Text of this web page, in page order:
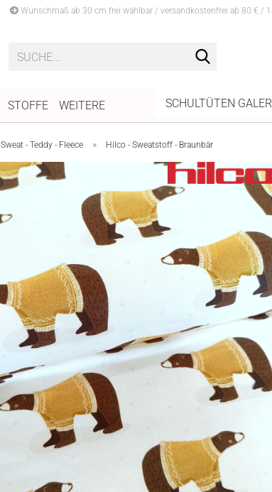
Wunschmaß ab 30 cm frei wählbar / versandkostenfrei ab 80 € /
STOFFE SCHULTÜTEN
WEITERE
- Teddy - Fleece » Hilco - Sweatstoff - Braunbär